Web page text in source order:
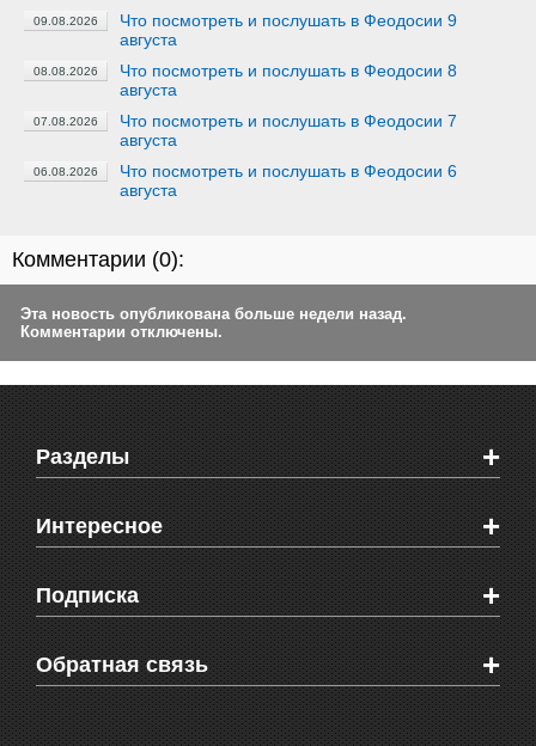
09.08.2026
Что посмотреть и послушать в Феодосии 9
августа
08.08.2026
Что посмотреть и послушать в Феодосии 8
августа
07.08.2026
Что посмотреть и послушать в Феодосии 7
августа
06.08.2026
Что посмотреть и послушать в Феодосии 6
августа
Комментарии (0):
Эта новость опубликована больше недели назад.
Комментарии отключены.
Разделы +
Новости Феодосии
Новости Крыма
Мировые новости
Объявления
Здоровье
СМС мнения читателей
Интересное +
Видео о Феодосии
Веб-камеры Феодосии
Блоги феодосийцев
Школы Феодосии
Подписка +
Печатная версия газеты "Кафа"
RSS
Обратная связь +
Рекламодателям